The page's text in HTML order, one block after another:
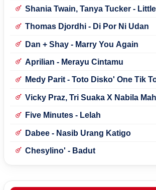
Shania Twain, Tanya Tucker -
Thomas Djordhi - Di Por Ni Udan
Dan + Shay - Marry You Again
Aprilian - Merayu Cintamu
Medy Parit - Toto Disko' One Tik
Vicky Praz, Tri Suaka X Nabila
Five Minutes - Lelah
Dabee - Nasib Urang Katigo
Chesylino' - Badut